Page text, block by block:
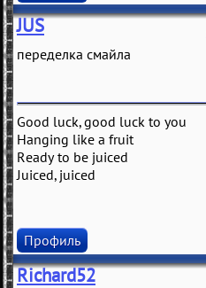
JUS
переделка смайла
Good luck, good luck to you
Hanging like a fruit
Ready to be juiced
Juiced, juiced
Профиль
Richard52